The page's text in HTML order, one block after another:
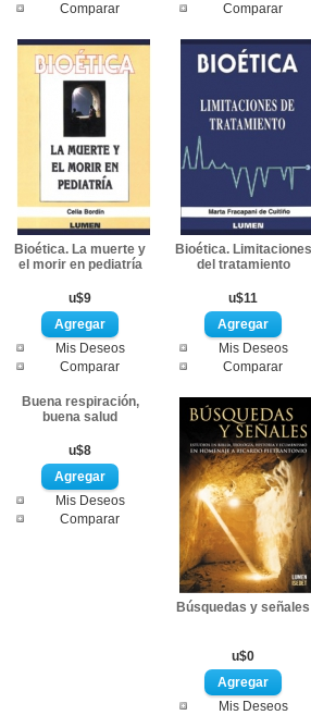
Comparar
Comparar
Bioética. La muerte y
el morir en pediatría
u$9
Mis Deseos
Comparar
Bioética. Limitaciones
del tratamiento
u$11
Mis Deseos
Comparar
Buena respiración,
buena salud
u$8
Mis Deseos
Comparar
Búsquedas y señales
u$0
Mis Deseos